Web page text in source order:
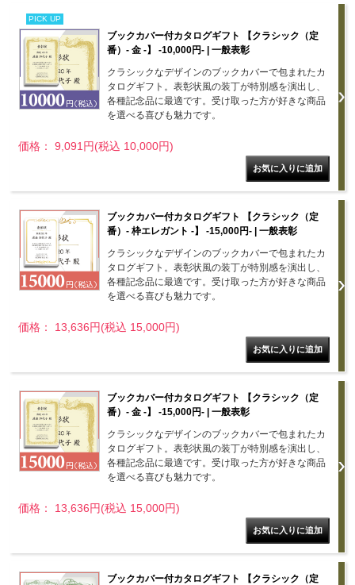
PICK UP
ブックカバー付カタログギフト 【クラシック（定
番）- 金 -】 -10,000円- | 一般表彰
クラシックなデザインのブックカバーで包まれたカ
タログギフト。表彰状風の装丁が特別感を演出し、
各種記念品に最適です。受け取った方が好きな商品
を選べる喜びも魅力です。
価格： 9,091円(税込 10,000円)
ブックカバー付カタログギフト 【クラシック（定
番）- 枠エレガント -】 -15,000円- | 一般表彰
クラシックなデザインのブックカバーで包まれたカ
タログギフト。表彰状風の装丁が特別感を演出し、
各種記念品に最適です。受け取った方が好きな商品
を選べる喜びも魅力です。
価格： 13,636円(税込 15,000円)
ブックカバー付カタログギフト 【クラシック（定
番）- 金 -】 -15,000円- | 一般表彰
クラシックなデザインのブックカバーで包まれたカ
タログギフト。表彰状風の装丁が特別感を演出し、
各種記念品に最適です。受け取った方が好きな商品
を選べる喜びも魅力です。
価格： 13,636円(税込 15,000円)
ブックカバー付カタログギフト 【クラシック（定